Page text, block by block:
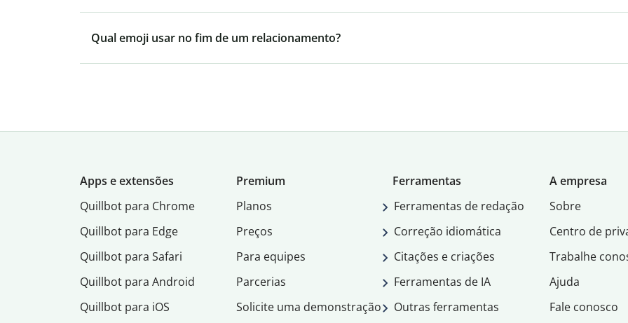
Qual emoji usar no fim de um relacionamento?
Apps e extensões
Quillbot para Chrome
Quillbot para Edge
Quillbot para Safari
Quillbot para Android
Quillbot para iOS
Premium
Planos
Preços
Para equipes
Parcerias
Solicite uma demonstração
Ferramentas
Ferramentas de redação
Correção idiomática
Citações e criações
Ferramentas de IA
Outras ferramentas
A empresa
Sobre
Centro de
Trabalhe
Ajuda
Fale conosco